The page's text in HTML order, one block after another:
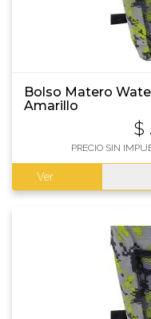
Bolso Matero
Amarillo
$
PRECIO SIN
Ver